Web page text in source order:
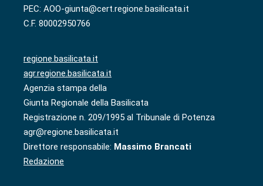
PEC: AOO-giunta@cert.regione.basilicata.it
C.F. 80002950766
regione.basilicata.it
agr.regione.basilicata.it
Agenzia stampa della
Giunta Regionale della Basilicata
Registrazione n. 209/1995 al Tribunale di Potenza
agr@regione.basilicata.it
Direttore responsabile: Massimo Brancati
Redazione